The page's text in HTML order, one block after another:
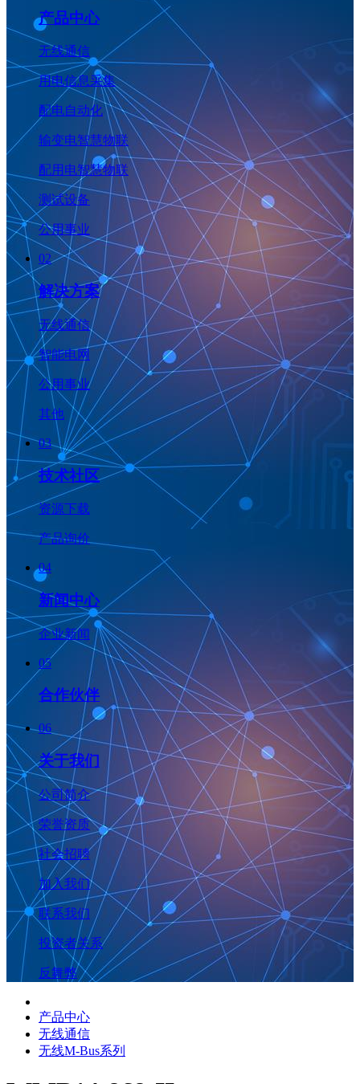
产品中心
无线通信
用电信息采集
配电自动化
输变电智慧物联
配用电智慧物联
测试设备
公用事业
02
解决方案
无线通信
智能电网
公用事业
其他
03
技术社区
资源下载
产品询价
04
新闻中心
企业新闻
05
合作伙伴
06
关于我们
公司简介
荣誉资质
社会招聘
加入我们
联系我们
投资者关系
反舞弊
产品中心
无线通信
无线M-Bus系列